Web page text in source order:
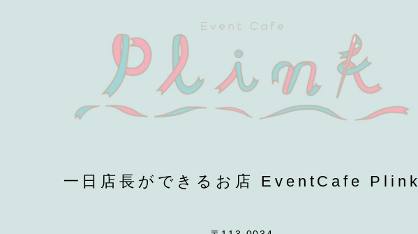
一日店長ができるお店 EventCafe Plink